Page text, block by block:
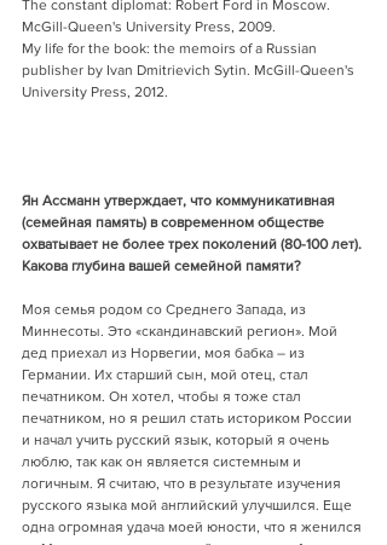
The constant diplomat: Robert Ford in Moscow.
McGill-Queen's University Press, 2009.
My life for the book: the memoirs of a Russian
publisher by Ivan Dmitrievich Sytin. McGill-Queen's
University Press, 2012.
Ян Ассманн утверждает, что коммуникативная
(семейная память) в современном обществе
охватывает не более трех поколений (80-100 лет).
Какова глубина вашей семейной памяти?
Моя семья родом со Среднего Запада, из
Миннесоты. Это «скандинавский регион». Мой
дед приехал из Норвегии, моя бабка – из
Германии. Их старший сын, мой отец, стал
печатником. Он хотел, чтобы я тоже стал
печатником, но я решил стать историком России
и начал учить русский язык, который я очень
люблю, так как он является системным и
логичным. Я считаю, что в результате изучения
русского языка мой английский улучшился. Еще
одна огромная удача моей юности, что я женился